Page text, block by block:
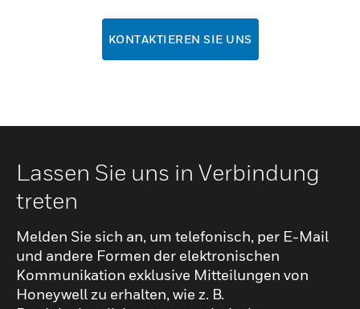
KONTAKTIEREN SIE UNS
Lassen Sie uns in Verbindung
treten
Melden Sie sich an, um telefonisch, per E-Mail
und andere Formen der elektronischen
Kommunikation exklusive Mitteilungen von
Honeywell zu erhalten, wie z. B.